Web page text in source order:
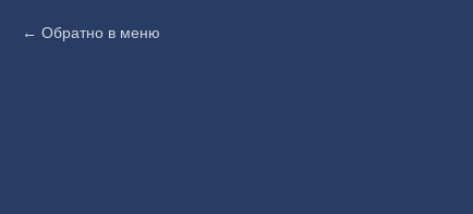
Обратно в меню